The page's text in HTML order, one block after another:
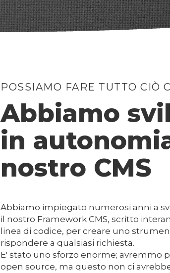
POSSIAMO FARE TUTTO CIÒ
Abbiamo
in
nostro CMS
Abbiamo impiegato numerosi anni a
il nostro Framework CMS, scritto
linea di codice, per creare uno
rispondere a qualsiasi richiesta.
E' stato uno sforzo enorme; avremmo
open source, ma questo non ci